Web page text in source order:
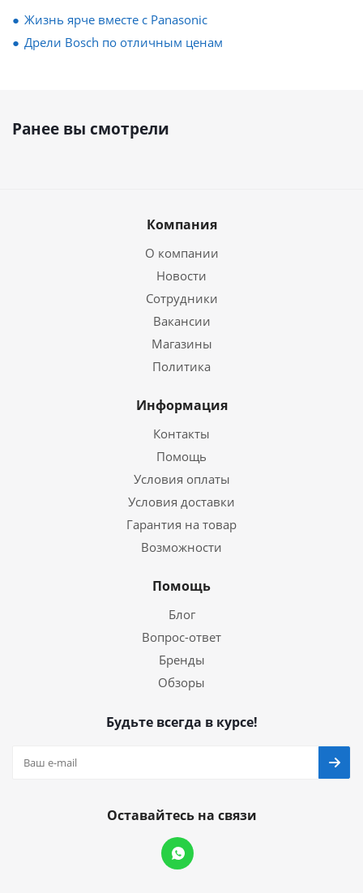
Жизнь ярче вместе с Panasonic
Дрели Bosch по отличным ценам
Ранее вы смотрели
Компания
О компании
Новости
Сотрудники
Вакансии
Магазины
Политика
Информация
Контакты
Помощь
Условия оплаты
Условия доставки
Гарантия на товар
Возможности
Помощь
Блог
Вопрос-ответ
Бренды
Обзоры
Будьте всегда в курсе!
Оставайтесь на связи